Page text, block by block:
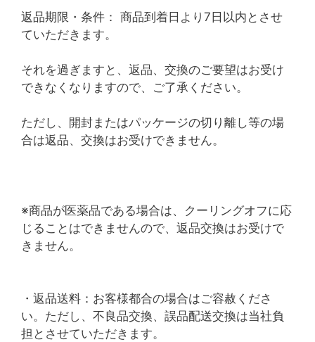
返品期限・条件： 商品到着日より7日以内とさせ
ていただきます。
それを過ぎますと、返品、交換のご要望はお受け
できなくなりますので、ご了承ください。
ただし、開封またはパッケージの切り離し等の場
合は返品、交換はお受けできません。
※商品が医薬品である場合は、クーリングオフに応
じることはできませんので、返品交換はお受けで
きません。
・返品送料：お客様都合の場合はご容赦くださ
い。ただし、不良品交換、誤品配送交換は当社負
担とさせていただきます。